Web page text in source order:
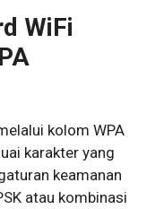
WiFi
kolom WPA
karakter yang
keamanan
atau kombinasi